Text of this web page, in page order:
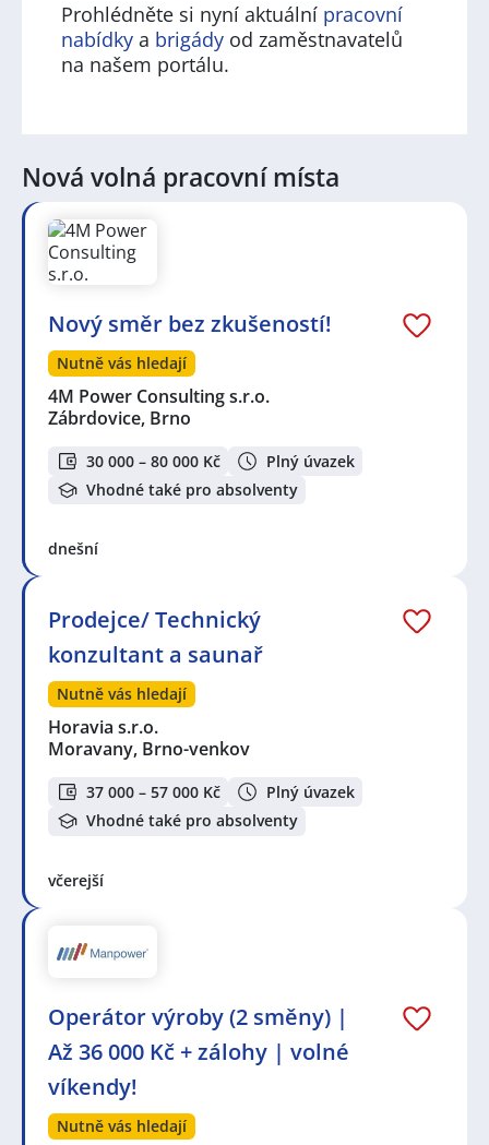
Prohlédněte si nyní aktuální pracovní
nabídky a brigády od zaměstnavatelů
na našem portálu.
Nová volná pracovní místa
Nový směr bez zkušeností!
Nutně vás hledají
4M Power Consulting s.r.o.
Zábrdovice, Brno
30 000 – 80 000 Kč
Plný úvazek
Vhodné také pro absolventy
dnešní
Prodejce/ Technický
konzultant a saunař
Nutně vás hledají
Horavia s.r.o.
Moravany, Brno-venkov
37 000 – 57 000 Kč
Plný úvazek
Vhodné také pro absolventy
včerejší
Operátor výroby (2 směny) |
Až 36 000 Kč + zálohy | volné
víkendy!
Nutně vás hledají